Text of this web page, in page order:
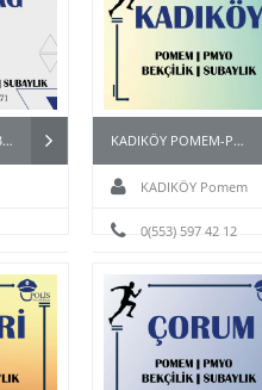
TEKİRDAĞ POMEM-BEKÇİ-PMYO-PÖH- HAZIRLIK KURSU KADIKÖY POMEM-PAEM-PMYO-PÖH- HAZIRLIK KURSU
KADIKÖY Pomem
Hazırlık0(553) 597 42 12